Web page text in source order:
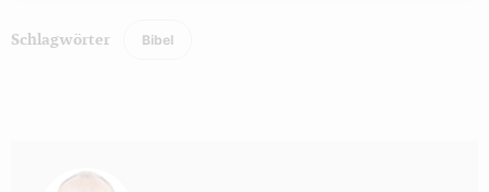
Schlagwörter Bibel